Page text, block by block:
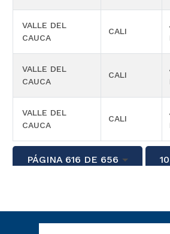
VALLE DEL
CAUCA
CALI
VALLE DEL
CAUCA
CALI
VALLE DEL
CAUCA
CALI
PÁGINA 616 DE 656